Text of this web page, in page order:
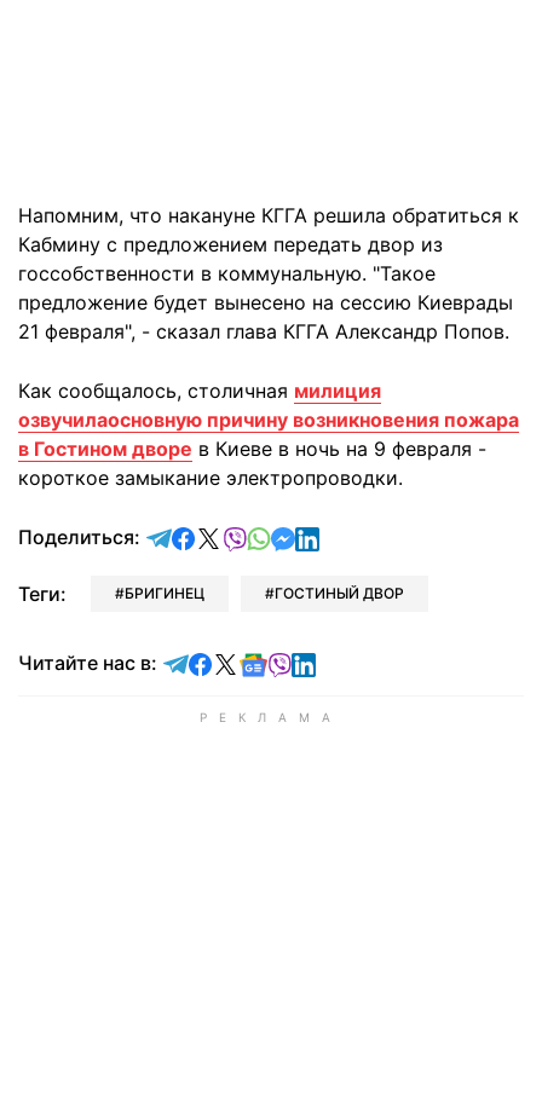
Напомним, что накануне КГГА решила обратиться к
Кабмину с предложением передать двор из
госсобственности в коммунальную. "Такое
предложение будет вынесено на сессию Киеврады
21 февраля", - сказал глава КГГА Александр Попов.
Как сообщалось, столичная милиция
озвучилаосновную причину возникновения пожара
в Гостином дворе в Киеве в ночь на 9 февраля -
короткое замыкание электропроводки.
Поделиться: отправить в Telegram
поделиться в Facebook
поделиться в X
отправить в Viber
отправить в Whatsapp
отправить в Messenger
отправить в LinkedIn
Теги: БРИГИНЕЦ ГОСТИНЫЙ ДВОР
Читайте нас в: Читайте в Telegram
Читайте в Facebook
Читайте в X
Читайте в Google news
Читайте в Viber
Читайте в LinkedIn